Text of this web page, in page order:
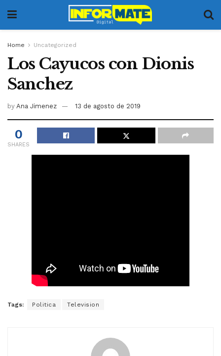
Home Uncategorized
Los Cayucos con Dionis
Sanchez
by Ana Jimenez 13 de agosto de 2019
0
SHARES
Tags: Politica Television